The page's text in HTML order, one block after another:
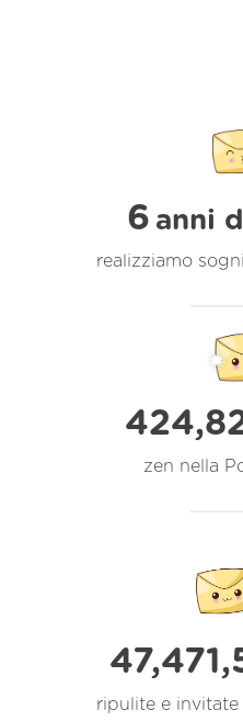
6 anni
realizziamo
zen nella
ripulite e invitate